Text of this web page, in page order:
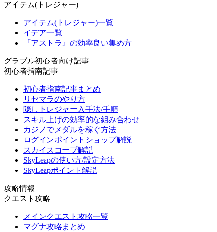
アイテム(トレジャー)
アイテム(トレジャー)一覧
イデア一覧
『アストラ』の効率良い集め方
グラブル初心者向け記事
初心者指南記事
初心者指南記事まとめ
リセマラのやり方
隠しトレジャー入手法/手順
スキル上げの効率的な組み合わせ
カジノでメダルを稼ぐ方法
ログインポイントショップ解説
スカイスコープ解説
SkyLeapの使い方/設定方法
SkyLeapポイント解説
攻略情報
クエスト攻略
メインクエスト攻略一覧
マグナ攻略まとめ